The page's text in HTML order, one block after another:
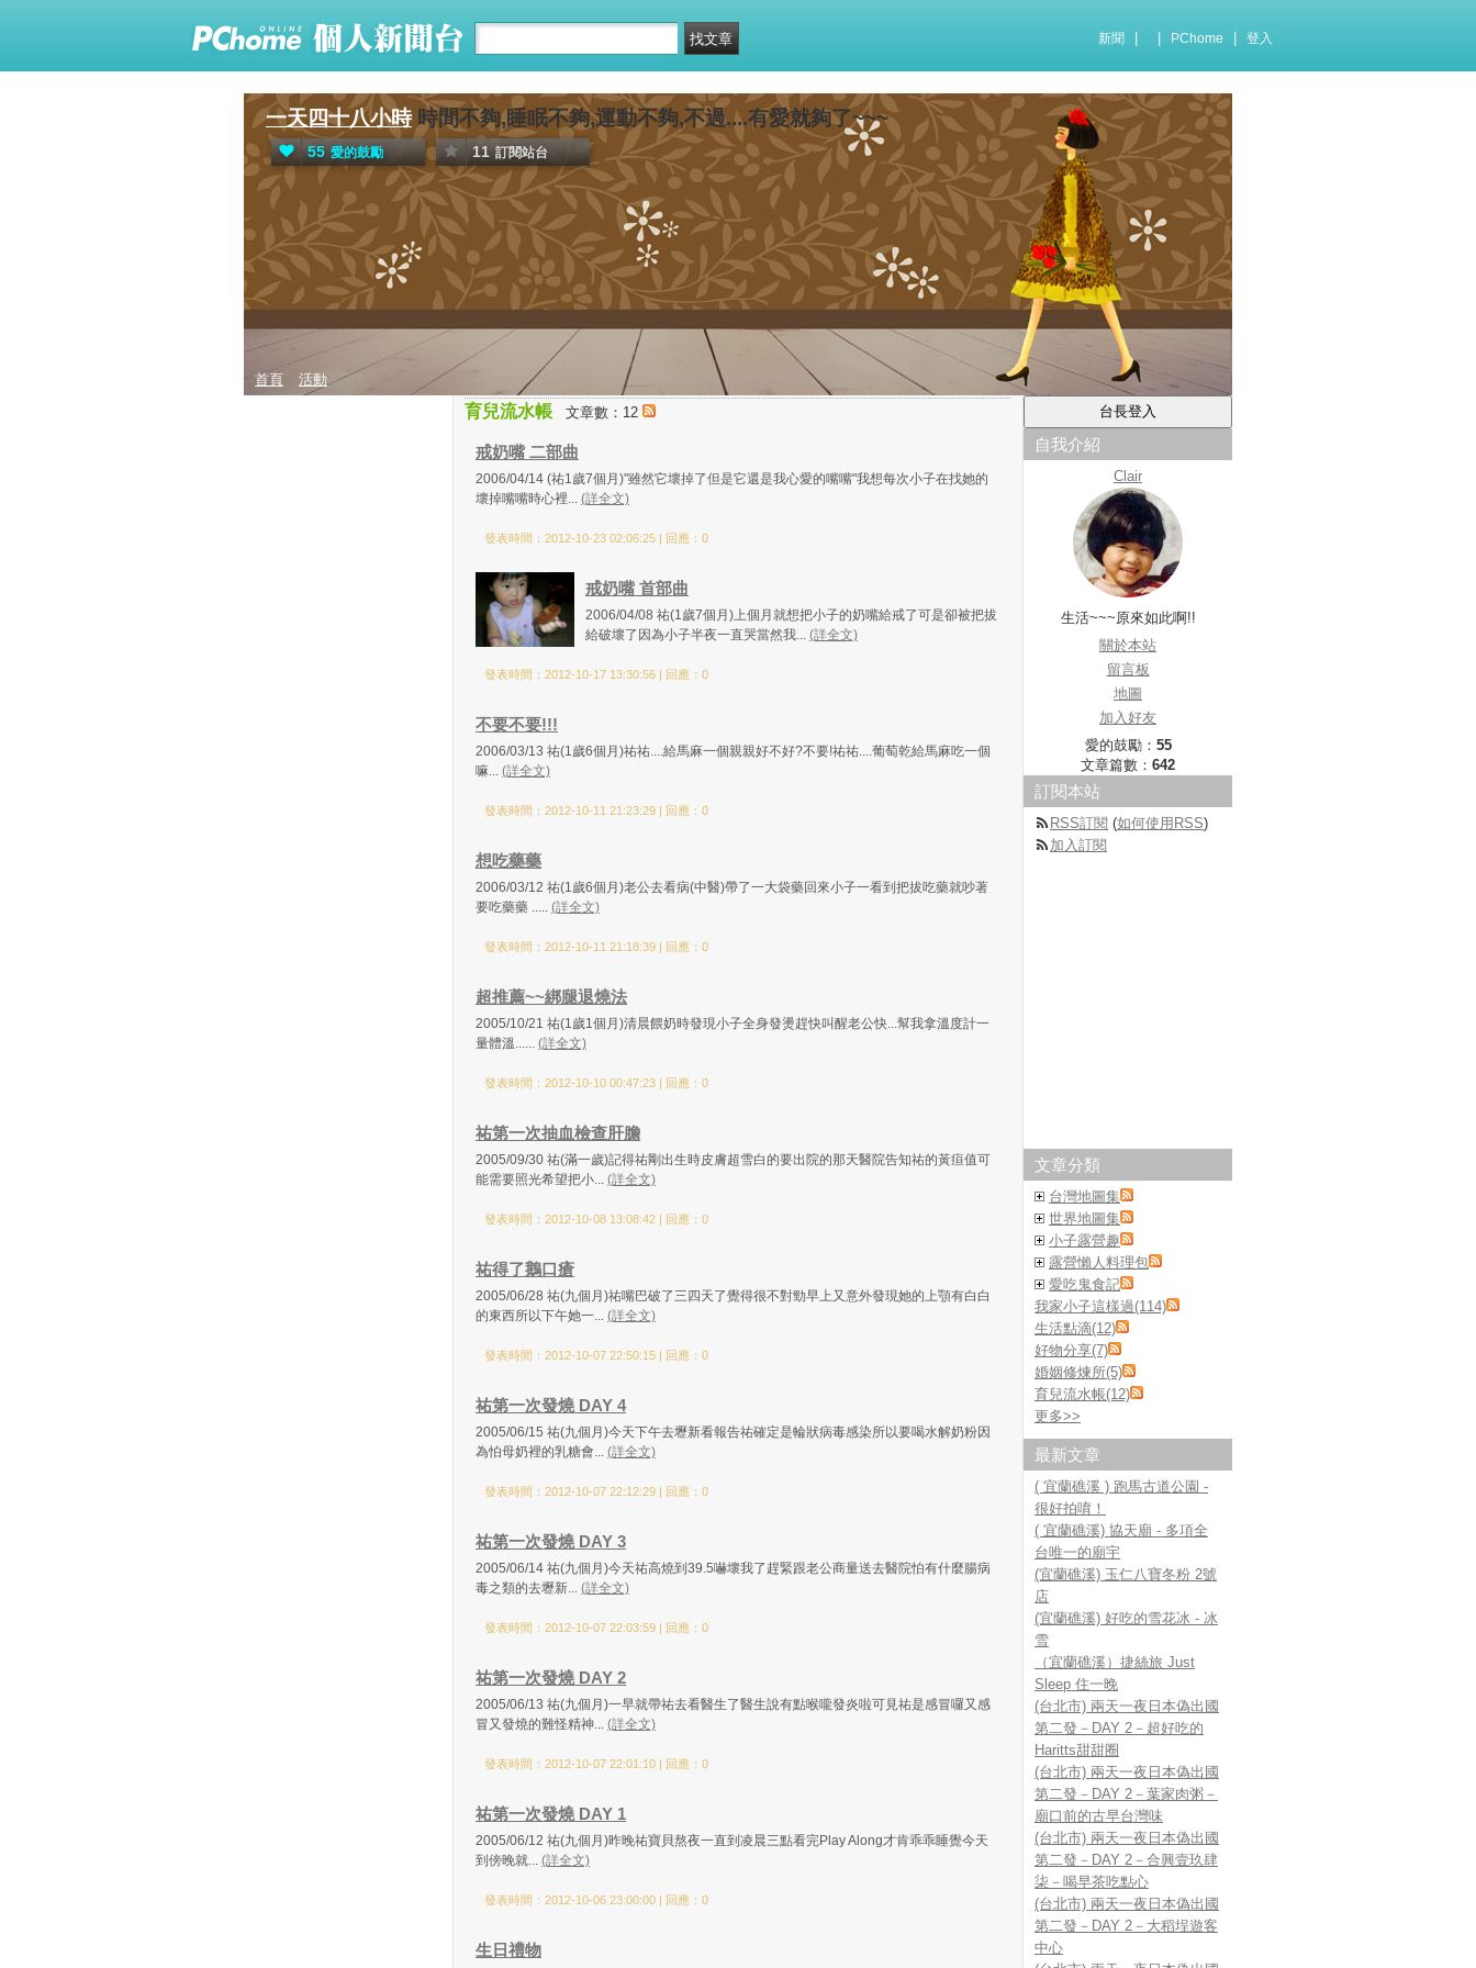
新聞 PChome 登入
一天四十八小時 時間不夠,睡眠不夠,運動不夠,不過....有愛就夠了~~~
55 愛的鼓勵 11 訂閱站台
首頁 活動
育兒流水帳 文章數：12
戒奶嘴 二部曲
2006/04/14 (祐1歲7個月)"雖然它壞掉了但是它還是我心愛的嘴嘴"我想每次小子在找她的
壞掉嘴嘴時心裡... (詳全文)
發表時間：2012-10-23 02:06:25 | 回應：0
戒奶嘴 首部曲
2006/04/08 祐(1歲7個月)上個月就想把小子的奶嘴給戒了可是卻被把拔
給破壞了因為小子半夜一直哭當然我... (詳全文)
發表時間：2012-10-17 13:30:56 | 回應：0
不要不要!!!
2006/03/13 祐(1歲6個月)祐祐....給馬麻一個親親好不好?不要!祐祐....葡萄乾給馬麻吃一個
嘛... (詳全文)
發表時間：2012-10-11 21:23:29 | 回應：0
想吃藥藥
2006/03/12 祐(1歲6個月)老公去看病(中醫)帶了一大袋藥回來小子一看到把拔吃藥就吵著
要吃藥藥 ..... (詳全文)
發表時間：2012-10-11 21:18:39 | 回應：0
超推薦~~綁腿退燒法
2005/10/21 祐(1歲1個月)清晨餵奶時發現小子全身發燙趕快叫醒老公快...幫我拿溫度計一
量體溫...... (詳全文)
發表時間：2012-10-10 00:47:23 | 回應：0
祐第一次抽血檢查肝膽
2005/09/30 祐(滿一歲)記得祐剛出生時皮膚超雪白的要出院的那天醫院告知祐的黃疸值可
能需要照光希望把小... (詳全文)
發表時間：2012-10-08 13:08:42 | 回應：0
祐得了鵝口瘡
2005/06/28 祐(九個月)祐嘴巴破了三四天了覺得很不對勁早上又意外發現她的上顎有白白
的東西所以下午她一... (詳全文)
發表時間：2012-10-07 22:50:15 | 回應：0
祐第一次發燒 DAY 4
2005/06/15 祐(九個月)今天下午去壢新看報告祐確定是輪狀病毒感染所以要喝水解奶粉因
為怕母奶裡的乳糖會... (詳全文)
發表時間：2012-10-07 22:12:29 | 回應：0
祐第一次發燒 DAY 3
2005/06/14 祐(九個月)今天祐高燒到39.5嚇壞我了趕緊跟老公商量送去醫院怕有什麼腸病
毒之類的去壢新... (詳全文)
發表時間：2012-10-07 22:03:59 | 回應：0
祐第一次發燒 DAY 2
2005/06/13 祐(九個月)一早就帶祐去看醫生了醫生說有點喉嚨發炎啦可見祐是感冒囉又感
冒又發燒的難怪精神... (詳全文)
發表時間：2012-10-07 22:01:10 | 回應：0
祐第一次發燒 DAY 1
2005/06/12 祐(九個月)昨晚祐寶貝熬夜一直到凌晨三點看完Play Along才肯乖乖睡覺今天
到傍晚就... (詳全文)
發表時間：2012-10-06 23:00:00 | 回應：0
生日禮物
自我介紹
Clair
生活~~~原來如此啊!!
關於本站
留言板
地圖
加入好友
愛的鼓勵： 55
文章篇數： 642
訂閱本站
RSS訂閱 (如何使用RSS)
加入訂閱
文章分類
台灣地圖集
世界地圖集
小子露營趣
露營懶人料理包
愛吃鬼食記
我家小子這樣過(114)
生活點滴(12)
好物分享(7)
婚姻修煉所(5)
育兒流水帳(12)
更多>>
最新文章
( 宜蘭礁溪 ) 跑馬古道公園 -
很好拍唷！
( 宜蘭礁溪) 協天廟 - 多項全
台唯一的廟宇
(宜蘭礁溪) 玉仁八寶冬粉 2號
店
(宜蘭礁溪) 好吃的雪花冰 - 冰
雪
（宜蘭礁溪）捷絲旅 Just
Sleep 住一晚
(台北市) 兩天一夜日本偽出國
第二發－DAY 2－超好吃的
Haritts甜甜圈
(台北市) 兩天一夜日本偽出國
第二發－DAY 2－葉家肉粥－
廟口前的古早台灣味
(台北市) 兩天一夜日本偽出國
第二發－DAY 2－合興壹玖肆
柒－喝早茶吃點心
(台北市) 兩天一夜日本偽出國
第二發－DAY 2－大稻埕遊客
中心